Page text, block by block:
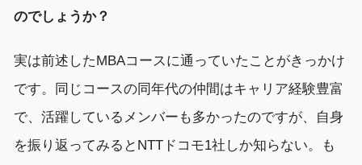
のでしょうか？
実は前述したMBAコースに通っていたことがきっかけ
です。
同じコースの 同年代の仲間はキャリア経験豊富
で、 活躍しているメンバーも多かったのですが、
自身
を振り返ってみると NTTドコモ1社 しか知らない。も